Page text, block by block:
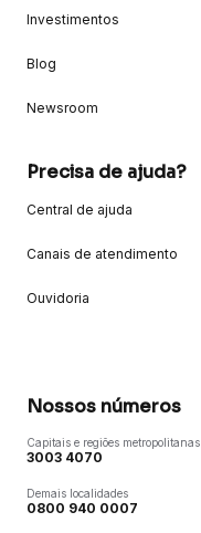
Investimentos
Blog
Newsroom
Precisa de ajuda?
Central de ajuda
Canais de atendimento
Ouvidoria
Nossos números
Capitais e regiões metropolitanas
3003 4070
Demais localidades
0800 940 0007